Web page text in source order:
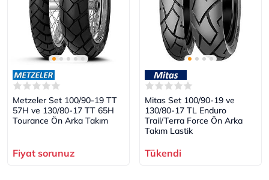
Metzeler Set 100/90-19 TT
57H ve 130/80-17 TT 65H
Tourance Ön Arka Takım
Fiyat sorunuz
Mitas Set 100/90-19 ve
130/80-17 TL Enduro
Trail/Terra Force Ön Arka
Takım Lastik
Tükendi